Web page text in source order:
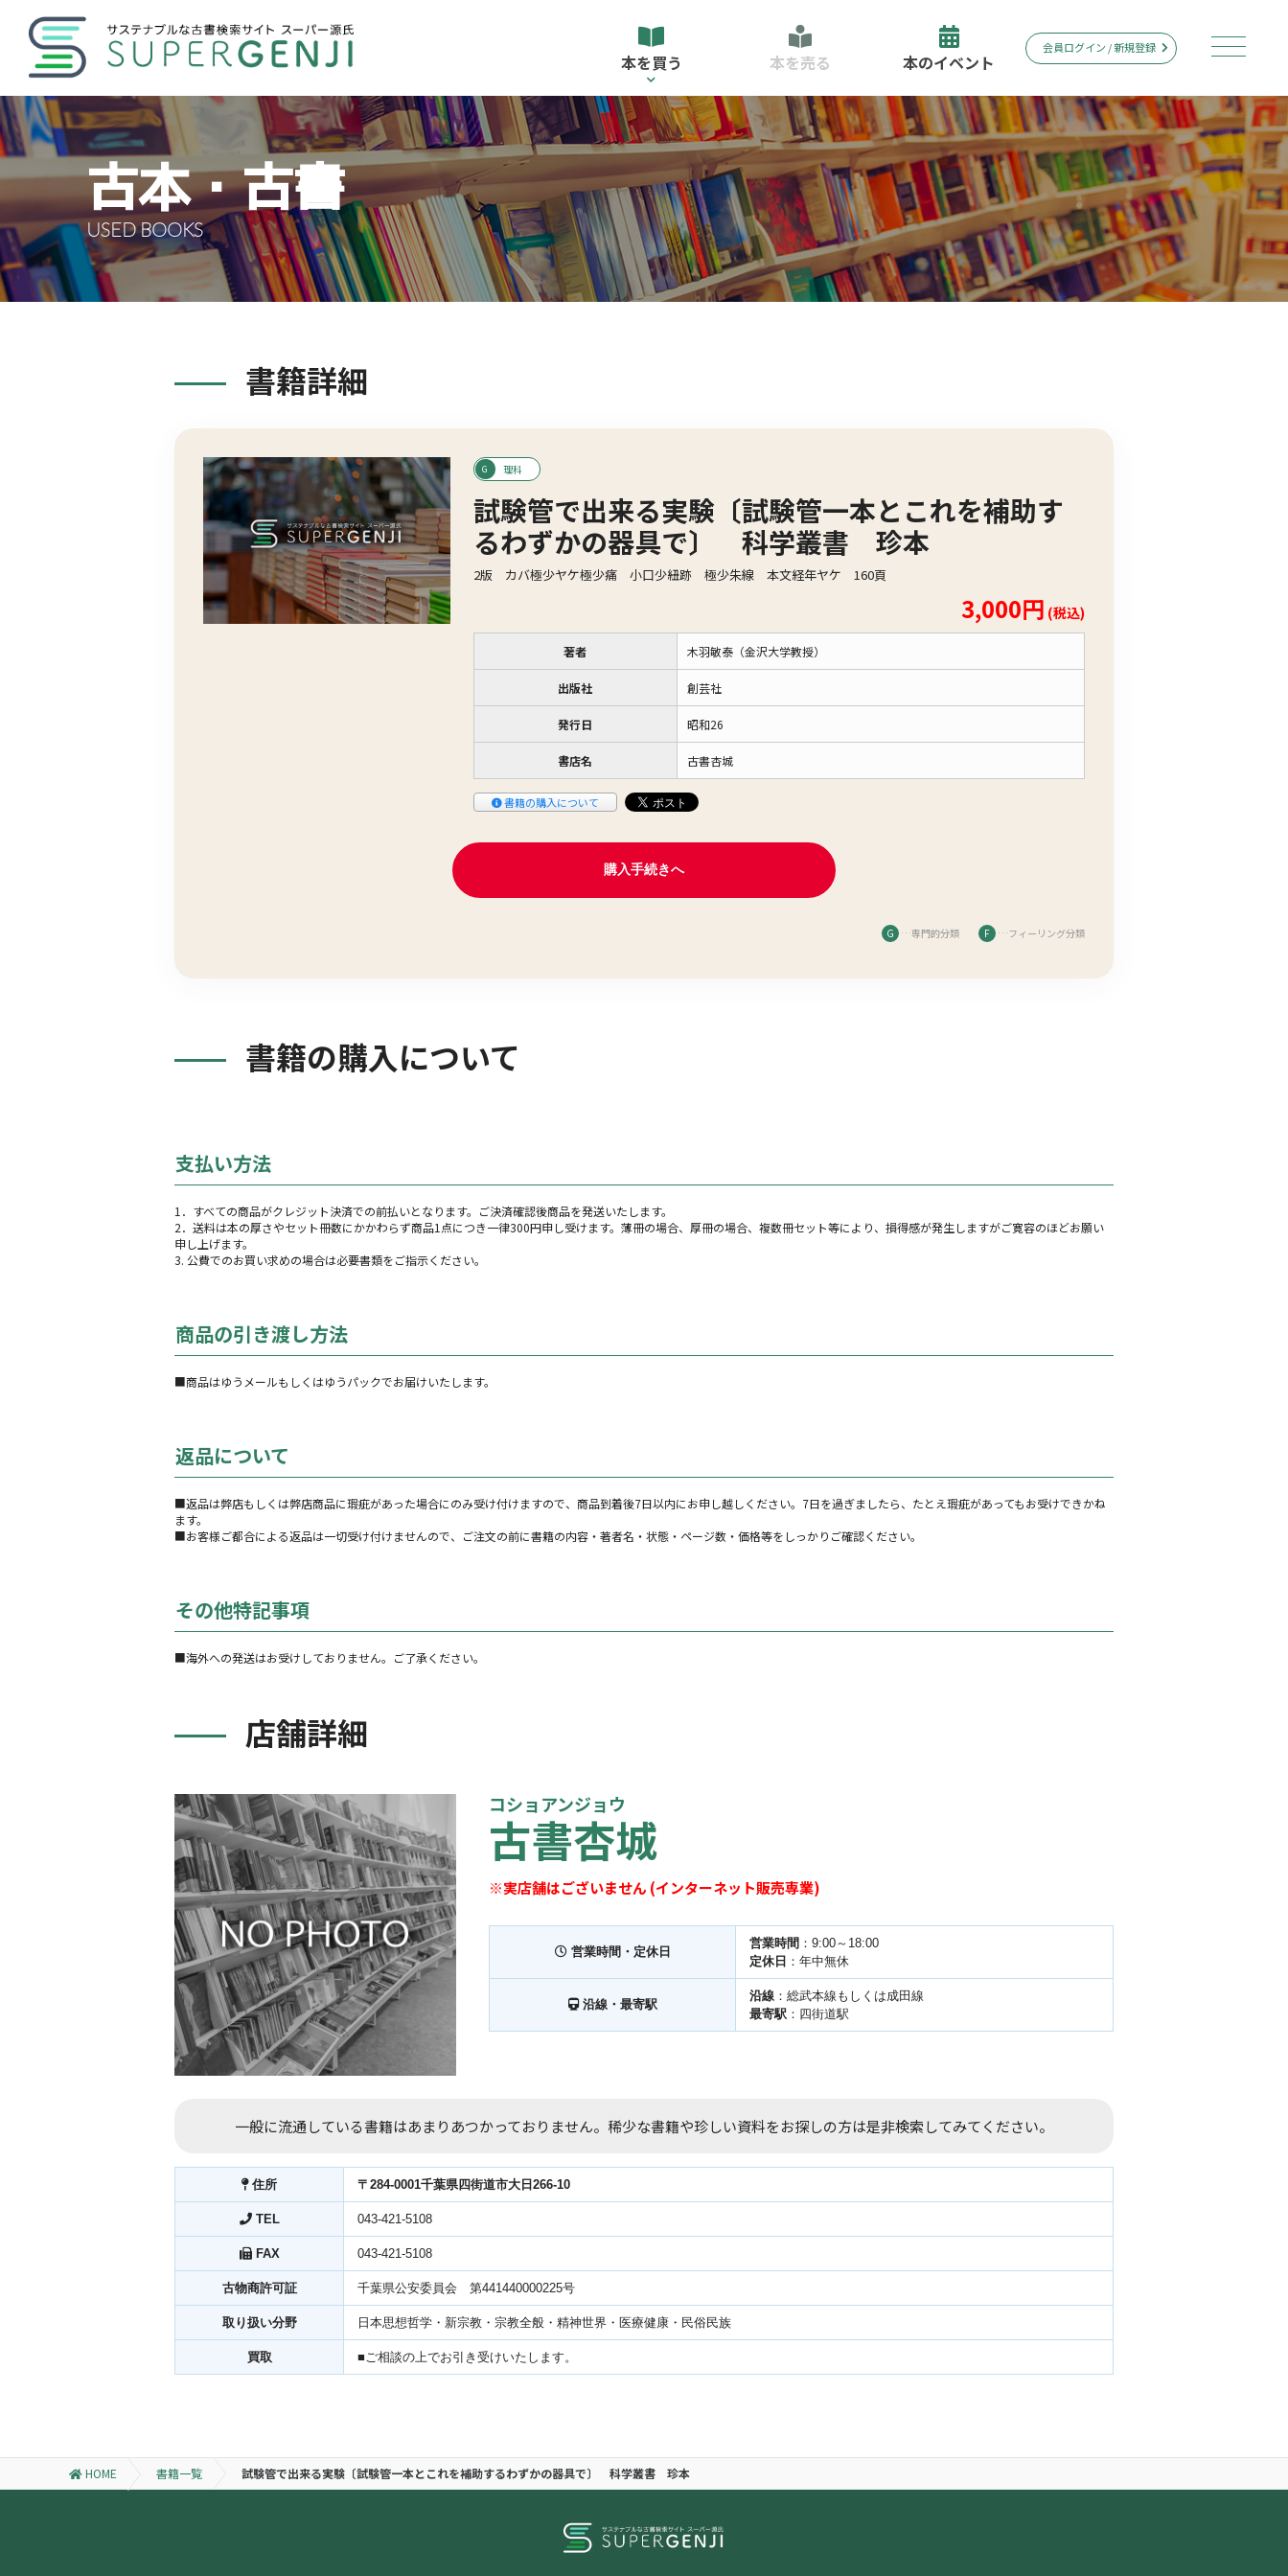
本を買う 本を売る 本のイベント
会員ログイン / 新規登録
古本・古書
USED BOOKS
書籍詳細
理科
試験管で出来る実験〔試験管一本とこれを補助す
るわずかの器具で〕 科学叢書 珍本
2版 カバ極少ヤケ極少痛 小口少紐跡 極少朱線 本文経年ヤケ 160頁
3,000円 (税込)
著者 木羽敏泰（金沢大学教授）
出版社 創芸社
発行日 昭和26
書店名 古書杏城
書籍の購入について
G …専門的分類 F …フィーリング分類
書籍の購入について
支払い方法
1．すべての商品がクレジット決済での前払いとなります。ご決済確認後商品を発送いたします。
2．送料は本の厚さやセット冊数にかかわらず商品1点につき一律300円申し受けます。薄冊の場合、厚冊の場合、複数冊セット等により、損得感が発生しますがご寛容のほどお願い
申し上げます。
3. 公費でのお買い求めの場合は必要書類をご指示ください。
商品の引き渡し方法
■商品はゆうメールもしくはゆうパックでお届けいたします。
返品について
■返品は弊店もしくは弊店商品に瑕疵があった場合にのみ受け付けますので、商品到着後7日以内にお申し越しください。7日を過ぎましたら、たとえ瑕疵があってもお受けできかね
ます。
■お客様ご都合による返品は一切受け付けませんので、ご注文の前に書籍の内容・著者名・状態・ページ数・価格等をしっかりご確認ください。
その他特記事項
■海外への発送はお受けしておりません。ご了承ください。
店舗詳細
コショアンジョウ
古書杏城
※実店舗はございません (インターネット販売専業)
営業時間・定休日
営業時間 ：9:00～18:00
定休日 ：年中無休
沿線・最寄駅
沿線 ：総武本線もしくは成田線
最寄駅 ：四街道駅
一般に流通している書籍はあまりあつかっておりません。稀少な書籍や珍しい資料をお探しの方は是非検索してみてください。
住所 〒284-0001千葉県四街道市大日266-10
TEL 043-421-5108
FAX 043-421-5108
古物商許可証 千葉県公安委員会 第441440000225号
取り扱い分野 日本思想哲学・新宗教・宗教全般・精神世界・医療健康・民俗民族
買取 ■ご相談の上でお引き受けいたします。
HOME 書籍一覧 試験管で出来る実験〔試験管一本とこれを補助するわずかの器具で〕 科学叢書 珍本